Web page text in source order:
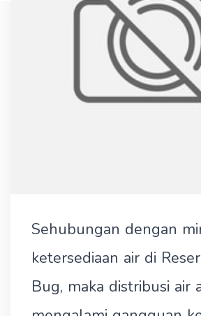
Sehubungan dengan
ketersediaan air di
Bug, maka distribusi air